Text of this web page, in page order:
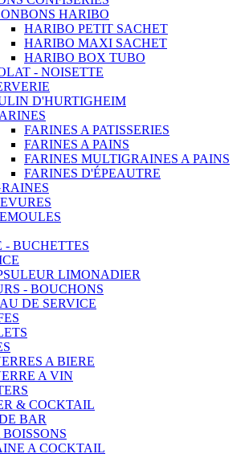
HARIBO
HARIBO PETIT SACHET
HARIBO MAXI SACHET
HARIBO BOX TUBO
- NOISETTE
D'HURTIGHEIM
FARINES A PATISSERIES
FARINES A PAINS
FARINES MULTIGRAINES A PAINS
FARINES D'ÉPEAUTRE
- BUCHETTES
LIMONADIER
- BOUCHONS
DE SERVICE
A BIERE
A VIN
& COCKTAIL
BAR
A COCKTAIL